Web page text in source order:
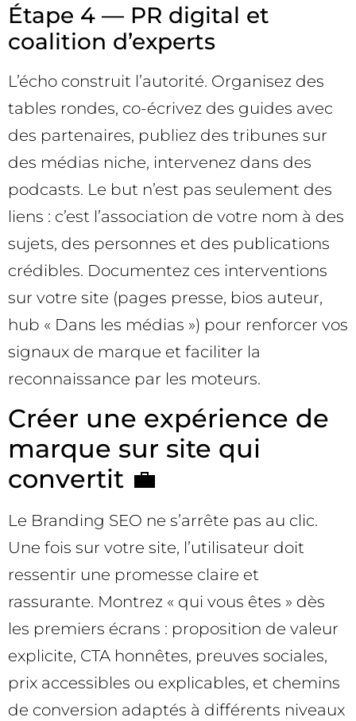
Étape 4 — PR digital et
coalition d’experts
L’écho construit l’autorité. Organisez des
tables rondes, co-écrivez des guides avec
des partenaires, publiez des tribunes sur
des médias niche, intervenez dans des
podcasts. Le but n’est pas seulement des
liens : c’est l’association de votre nom à des
sujets, des personnes et des publications
crédibles. Documentez ces interventions
sur votre site (pages presse, bios auteur,
hub « Dans les médias ») pour renforcer vos
signaux de marque et faciliter la
reconnaissance par les moteurs.
Créer une expérience de
marque sur site qui
convertit 💼
Le Branding SEO ne s’arrête pas au clic.
Une fois sur votre site, l’utilisateur doit
ressentir une promesse claire et
rassurante. Montrez « qui vous êtes » dès
les premiers écrans : proposition de valeur
explicite, CTA honnêtes, preuves sociales,
prix accessibles ou explicables, et chemins
de conversion adaptés à différents niveaux